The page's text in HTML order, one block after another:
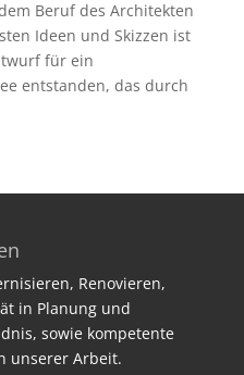
Beruf des Architekten
Ideen und Skizzen ist
für ein
entstanden, das durch
Renovieren,
in Planung und
sowie kompetente
unserer Arbeit.